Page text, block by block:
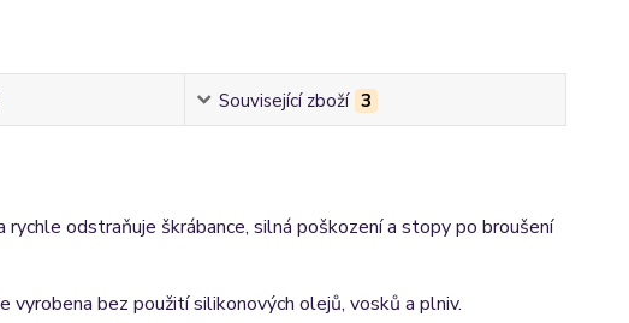
Související zboží 3
odstraňuje škrábance, silná poškození a stopy po broušení
vyrobena bez použití silikonových olejů, vosků a plniv.